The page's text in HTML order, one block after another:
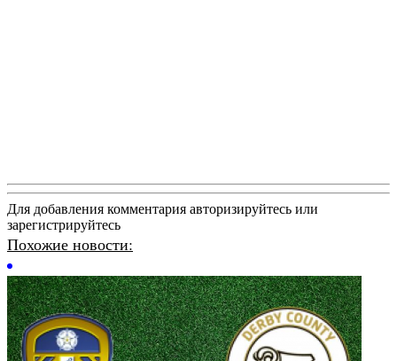
Для добавления комментария авторизируйтесь или
зарегистрируйтесь
Похожие новости: